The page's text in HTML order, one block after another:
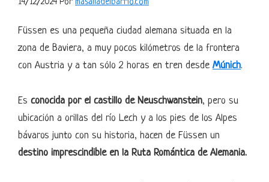
14/12/2024 Por masalladelbarrio.com
Füssen es una pequeña ciudad alemana situada en la
zona de Baviera, a muy pocos kilómetros de la frontera
con Austria y a tan sólo 2 horas en tren desde Múnich.
Es conocida por el castillo de Neuschwanstein, pero su
ubicación a orillas del río Lech y a los pies de los Alpes
bávaros junto con su historia, hacen de Füssen un
destino imprescindible en la Ruta Romántica de Alemania.